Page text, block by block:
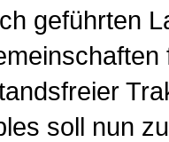
geführten
soll nun